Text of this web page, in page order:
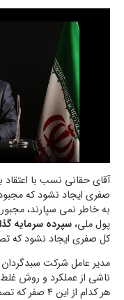
آقای حقانی نسب با اعتقاد
صفری ایجاد نشود که
پول ملی،سپرده سرمایه
کل صفری ایجاد نشود که
مدیر عامل شرکت
ناشی از عملکرد و روش
هر کدام از این 4 صفر که تصمیم به حذف آن گرفته اند